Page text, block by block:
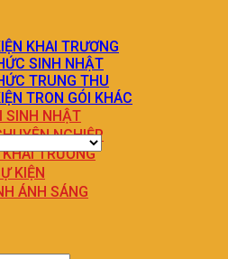
KHAI TRƯƠNG
SINH NHẬT
TRUNG THU
TRON GÓI KHÁC
SINH NHẬT
NGHIỆP
TRƯƠNG
KIỆN
ÁNH SÁNG